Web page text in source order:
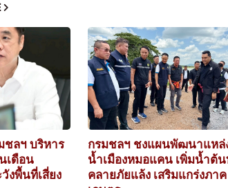
ชลฯ บริหาร
เดือน
งพื้นที่เสี่ยง
กรมชลฯ ชงแผนพัฒนาแหล่
น้ำเมืองหมอแคน เพิ่มน้ำต้
คลายภัยแล้ง เสริมแกร่งภาค